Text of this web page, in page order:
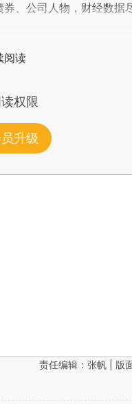
、公司人物，财经数据
阅读
权限
升级
责任编辑：张帆 | 版